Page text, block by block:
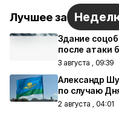
Лучшее за
Здание
после атаки
3 августа , 09:39
Александр
по случаю
2 августа , 04:01